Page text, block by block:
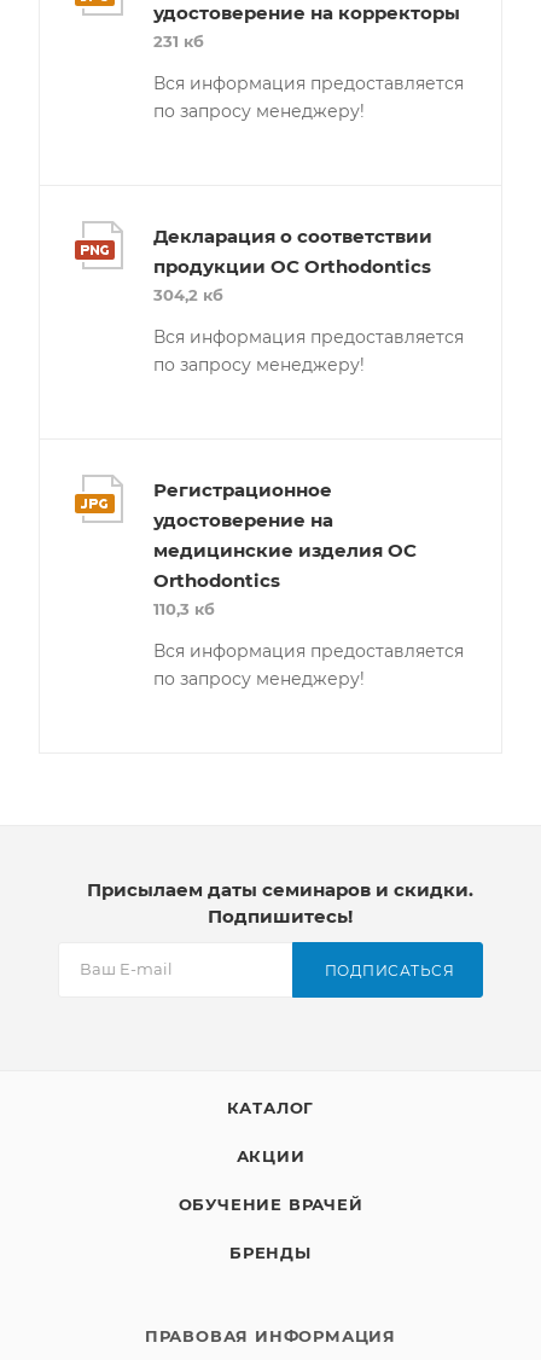
удостоверение на корректоры
231 кб
Вся информация предоставляется
по запросу менеджеру!
Декларация о соответствии
продукции OC Orthodontics
304,2 кб
Вся информация предоставляется
по запросу менеджеру!
Регистрационное
удостоверение на
медицинские изделия OC
Orthodontics
110,3 кб
Вся информация предоставляется
по запросу менеджеру!
Присылаем даты семинаров и скидки.
Подпишитесь!
ПОДПИСАТЬСЯ
КАТАЛОГ
АКЦИИ
ОБУЧЕНИЕ ВРАЧЕЙ
БРЕНДЫ
ПРАВОВАЯ ИНФОРМАЦИЯ